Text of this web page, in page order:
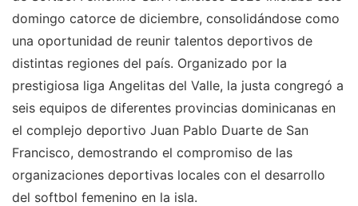
domingo catorce de diciembre, consolidándose como
una oportunidad de reunir talentos deportivos de
distintas regiones del país. Organizado por la
prestigiosa liga Angelitas del Valle, la justa congregó a
seis equipos de diferentes provincias dominicanas en
el complejo deportivo Juan Pablo Duarte de San
Francisco, demostrando el compromiso de las
organizaciones deportivas locales con el desarrollo
del softbol femenino en la isla.